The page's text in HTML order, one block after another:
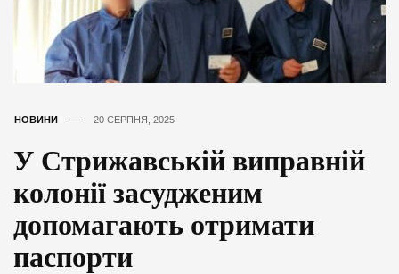
НОВИНИ 20 СЕРПНЯ, 2025
У Стрижавській виправній
колонії засудженим
допомагають отримати
паспорти